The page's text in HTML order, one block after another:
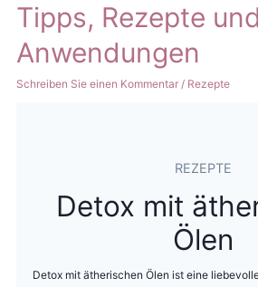
Tipps, Rezepte und
Anwendungen
Schreiben Sie einen Kommentar / Rezepte
REZEPTE
Detox mit
Ölen
Detox mit ätherischen Ölen ist eine